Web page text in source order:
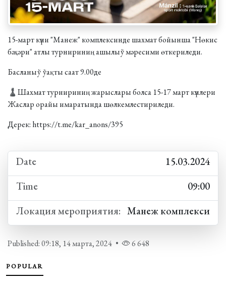
15-март күни "Манеж" комплексинде шахмат бойынша "Нөкис
бәҳәри" атлы турнириниң ашылыў мәресими өткериледи.
Басланыў ўақты саат 9.00де
♟Шахмат турнириниң жарыслары болса 15-17 март күнлери
Жаслар орайы имаратында шөлкемлестириледи.
Дерек: https://t.me/kar_anons/395
Date
15.03.2024
Time
09:00
Локация мероприятия: Манеж комплекси
Published: 09:18, 14 марта, 2024 • 6 648
POPULAR